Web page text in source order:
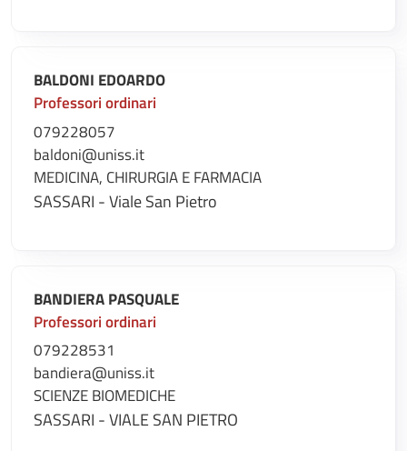
BALDONI EDOARDO
Professori ordinari
079228057
baldoni@uniss.it
MEDICINA, CHIRURGIA E FARMACIA
SASSARI - Viale San Pietro
BANDIERA PASQUALE
Professori ordinari
079228531
bandiera@uniss.it
SCIENZE BIOMEDICHE
SASSARI - VIALE SAN PIETRO